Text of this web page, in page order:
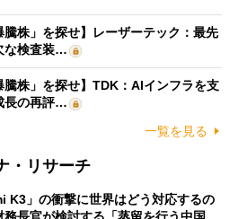
騰株」を探せ】レーザーテック：最先
な検査装…
騰株」を探せ】TDK：AIインフラを支
長の再評…
一覧を見る
・リサーチ
K3」の衝撃に世界はどう対応するの